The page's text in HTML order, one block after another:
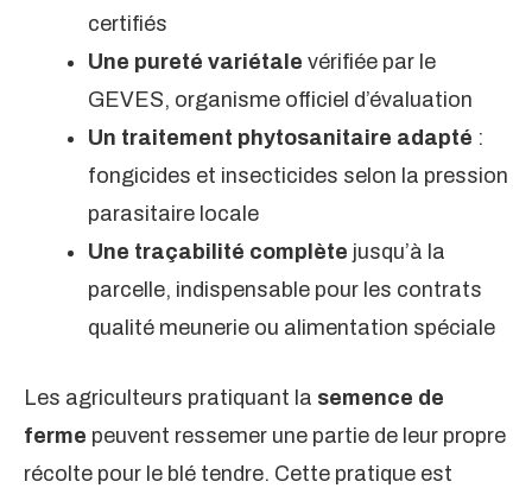
certifiés
Une pureté variétale vérifiée par le
GEVES, organisme officiel d’évaluation
Un traitement phytosanitaire adapté :
fongicides et insecticides selon la pression
parasitaire locale
Une traçabilité complète jusqu’à la
parcelle, indispensable pour les contrats
qualité meunerie ou alimentation spéciale
Les agriculteurs pratiquant la semence de
ferme peuvent ressemer une partie de leur propre
récolte pour le blé tendre. Cette pratique est